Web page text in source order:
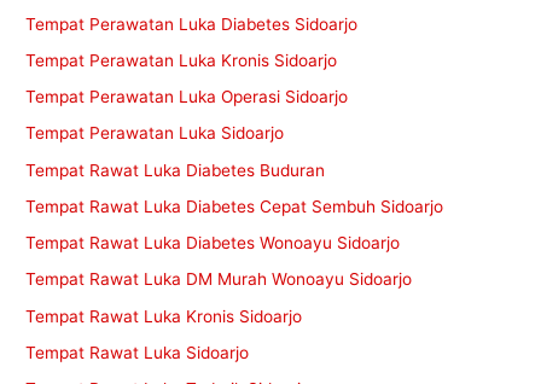
Tempat Perawatan Luka Diabetes Sidoarjo
Tempat Perawatan Luka Kronis Sidoarjo
Tempat Perawatan Luka Operasi Sidoarjo
Tempat Perawatan Luka Sidoarjo
Tempat Rawat Luka Diabetes Buduran
Tempat Rawat Luka Diabetes Cepat Sembuh Sidoarjo
Tempat Rawat Luka Diabetes Wonoayu Sidoarjo
Tempat Rawat Luka DM Murah Wonoayu Sidoarjo
Tempat Rawat Luka Kronis Sidoarjo
Tempat Rawat Luka Sidoarjo